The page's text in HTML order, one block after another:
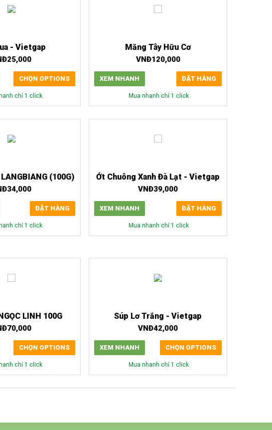
- Vietgap
25,000
CHỌN OPTIONS
chỉ 1 click
Măng Tây Hữu Cơ
VNĐ120,000
XEM NHANH ĐẶT HÀNG
Mua nhanh chỉ 1 click
(100G)
34,000
ĐẶT HÀNG
chỉ 1 click
Ớt Chuông Xanh Đà Lạt - Vietgap
VNĐ39,000
XEM NHANH ĐẶT HÀNG
Mua nhanh chỉ 1 click
LINH 100G
70,000
CHỌN OPTIONS
chỉ 1 click
Súp Lơ Trắng - Vietgap
VNĐ42,000
XEM NHANH CHỌN OPTIONS
Mua nhanh chỉ 1 click